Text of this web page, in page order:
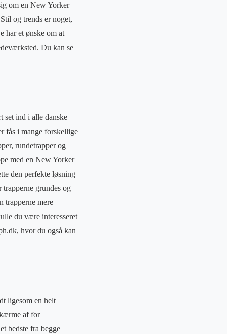
om en New Yorker
og trends er noget,
har et ønske om at
Du kan se
set ind i alle danske
fås i mange forskellige
rundetrapper og
med en New Yorker
den perfekte løsning
grundes og
trapperne mere
du være interesseret
hvor du også kan
ligesom en helt
af for
bedste fra begge